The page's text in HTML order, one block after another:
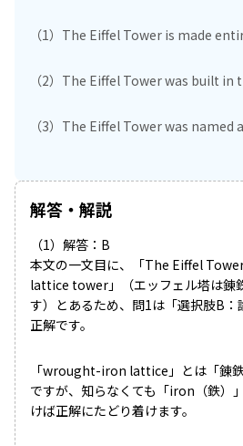
（1）The Eiffel Tower is made
（2）The Eiffel Tower was built in
（3）The Eiffel Tower was
解答・解説
（1）解答：B
本文の一文目に、「The Eiffel
lattice tower」（エッフェル塔は錬
す）とあるため、問1は「選択肢B：
正解です。
「wrought-iron lattice」とは「錬
ですが、知らなくても「iron（鉄）
けば正解にたどり着けます。